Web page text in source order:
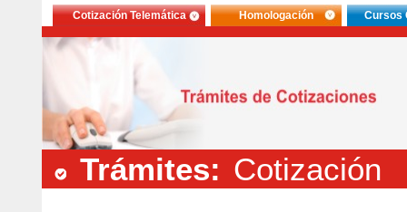
Cotización Telemática Homologación Cursos
Trámites: Cotización